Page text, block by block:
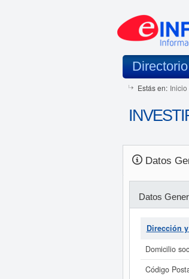
Estás en: Inicio
Datos
Datos
Dirección y
Domicilio
Código